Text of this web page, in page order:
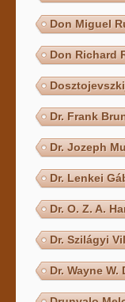
Don Miguel
Don Richard
Dr. Frank
Dr. Jozeph
Dr. Lenkei
Dr. O. Z. A.
Dr. Szilágyi
Dr. Wayne W.